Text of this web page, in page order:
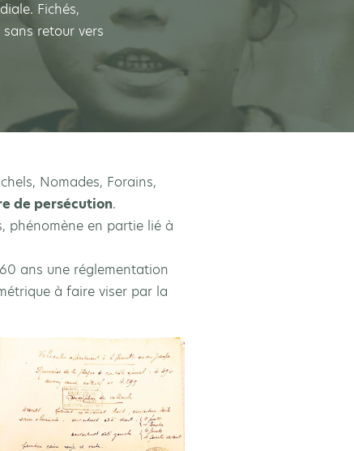
Fichés,
retour vers
Nomades, Forains,
de persécution.
phénomène en partie lié à
ans une réglementation
à faire viser par la